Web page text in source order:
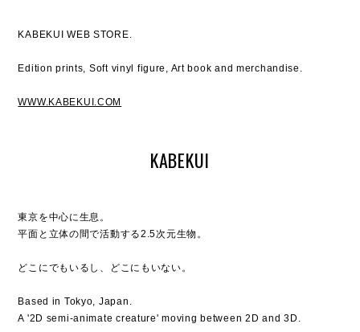
KABEKUI WEB STORE.
Edition prints, Soft vinyl figure, Art book and merchandise.
WWW.KABEKUI.COM
KABEKUI
東京を中心に生息。
平面と立体の間で活動する2.5次元生物。
どこにでもいるし、どこにもいない。
Based in Tokyo, Japan.
A '2D semi-animate creature' moving between 2D and 3D.